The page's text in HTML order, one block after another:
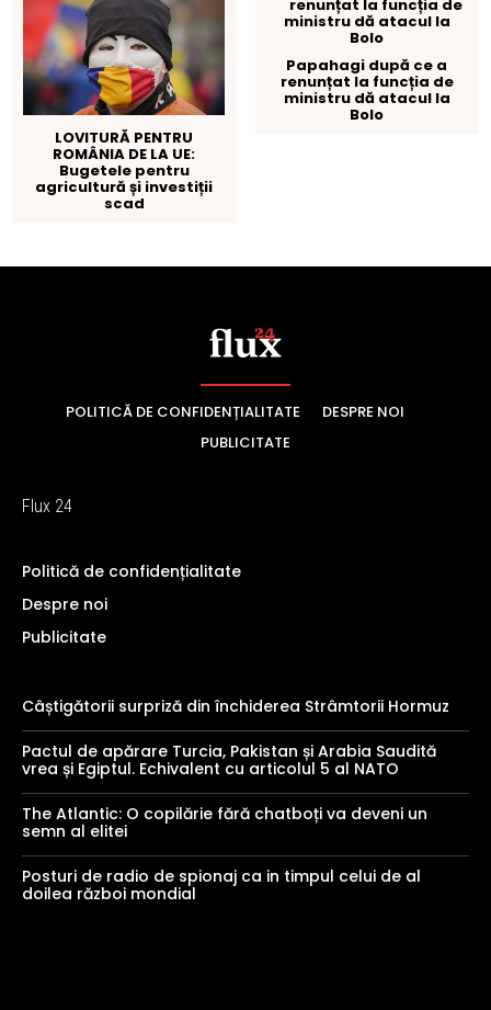
POLITICĂ DE CONFIDENȚIALITATE
DESPRE NOI
PUBLICITATE
Flux 24
Politică de confidențialitate
Despre noi
Publicitate
Câștigătorii surpriză din închiderea Strâmtorii Hormuz
Pactul de apărare Turcia, Pakistan și Arabia Saudită
vrea și Egiptul. Echivalent cu articolul 5 al NATO
The Atlantic: O copilărie fără chatboți va deveni un
semn al elitei
Posturi de radio de spionaj ca in timpul celui de al
doilea război mondial